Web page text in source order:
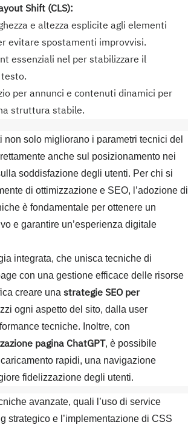
Shift (CLS):
e altezza esplicite agli elementi
evitare spostamenti improvvisi.
essenziali nel per stabilizzare il
per annunci e contenuti dinamici per
struttura stabile.
non solo migliorano i parametri tecnici del
anche sul posizionamento nei
soddisfazione degli utenti. Per chi si
di ottimizzazione e SEO, l’adozione di
è fondamentale per ottenere un
e garantire un’esperienza digitale
integrata, che unisca tecniche di
con una gestione efficace delle risorse
creare una strategie SEO per
ogni aspetto del sito, dalla user
tecniche. Inoltre, con
pagina ChatGPT, è possibile
rapidi, una navigazione
fidelizzazione degli utenti.
avanzate, quali l’uso di service
strategico e l’implementazione di CSS